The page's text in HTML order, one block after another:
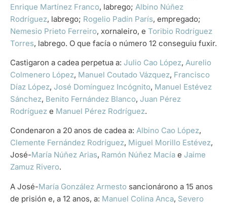
Enrique Martínez Franco, labrego; Albino Núñez
Rodríguez, labrego; Rogelio Padín París, empregado;
Nemesio Prieto Ferreiro, xornaleiro, e Toribio Rodríguez
Torres, labrego. O que facía o número 12 conseguiu fuxir.
Castigaron a cadea perpetua a: Julio Cao López, Aurelio
Colmenero López, Manuel Coutado Vázquez, Francisco
Díaz López, José Domínguez Incógnito, Manuel Estévez
Sánchez, Benito Fernández Blanco, Juan Pérez
Rodríguez e Manuel Pérez Rodríguez.
Condenaron a 20 anos de cadea a: Albino Cao López,
Clemente Fernández Rodríguez, Miguel Morillo Estévez,
José-María Núñez Arias, Ramón Núñez Macía e Jaime
Zamuz Rivero.
A José-María González Armesto sancionárono a 15 anos
de prisión e, a 12 anos, a: Manuel Colina Anca, Severo